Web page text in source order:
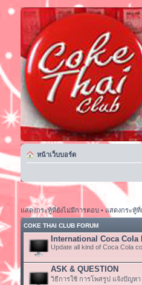
หน้าเว็บบอร์ด
แสดงกระทู้ที่ยังไม่มีการตอบ• แสดงกระทู้ที่
COKE THAI CLUB FORUM
International Coca
Update all kind of Coca Cola
ASK & QUESTION
วิธีการใช้ การโพสรูป แจ้งปัญห